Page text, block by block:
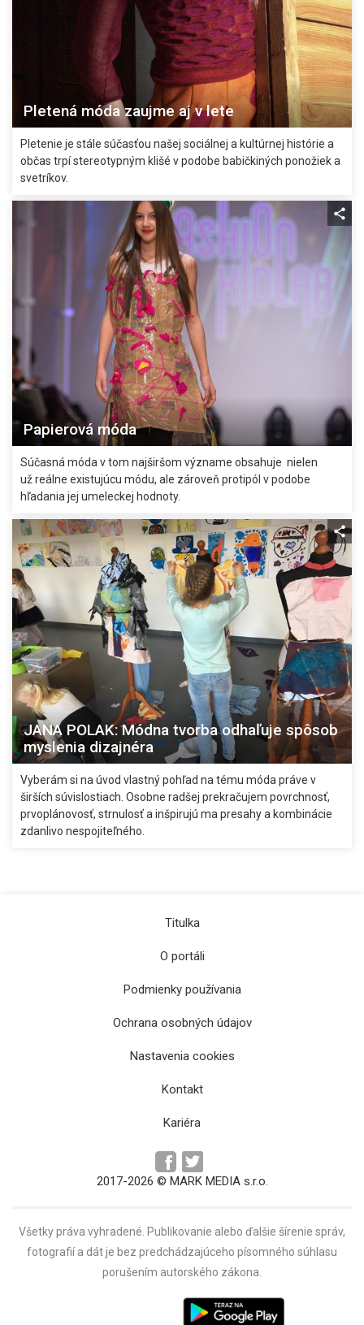
Pletená móda zaujme aj v lete
Pletenie je stále súčasťou našej sociálnej a kultúrnej histórie a
občas trpí stereotypným klišé v podobe babičkiných ponožiek a
svetríkov.
Papierová móda
Súčasná móda v tom najširšom význame obsahuje nielen
už reálne existujúcu módu, ale zároveň protipól v podobe
hľadania jej umeleckej hodnoty.
JANA POLAK: Módna tvorba odhaľuje spôsob
myslenia dizajnéra
Vyberám si na úvod vlastný pohľad na tému móda práve v
širších súvislostiach. Osobne radšej prekračujem povrchnosť,
prvoplánovosť, strnulosť a inšpirujú ma presahy a kombinácie
zdanlivo nespojiteľného.
Titulka
O portáli
Podmienky používania
Ochrana osobných údajov
Nastavenia cookies
Kontakt
Kariéra
2017-2026 © MARK MEDIA s.r.o.
Všetky práva vyhradené. Publikovanie alebo ďalšie šírenie správ,
fotografií a dát je bez predchádzajúceho písomného súhlasu
porušením autorského zákona.